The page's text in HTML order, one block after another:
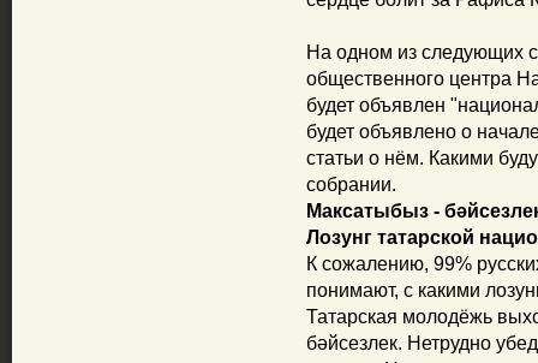
На одном из следующих
общественного центра
будет объявлен
будет объявлено о
статьи о нём. Какими
собрании.
Максатыбыз -
Лозунг татарской
К сожалению, 99%
понимают, с какими
Татарская молодёжь
бәйсезлек. Нетрудно